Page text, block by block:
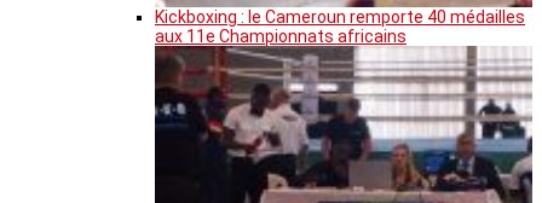
Kickboxing : le Cameroun remporte 40 médailles
aux 11e Championnats africains